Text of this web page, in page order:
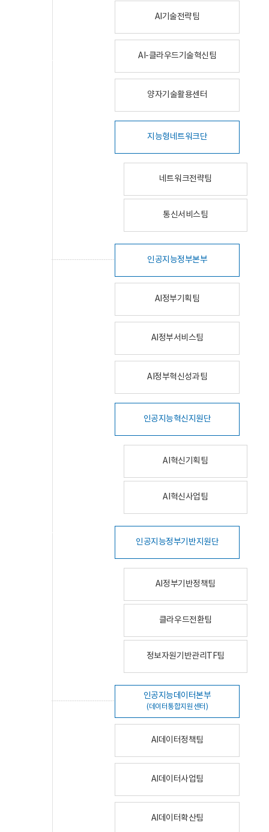
AI기술전략팀
AI-클라우드기술혁신팀
양자기술활용센터
지능형네트워크단
네트워크전략팀
통신서비스팀
인공지능정부본부
AI정부기획팀
AI정부서비스팀
AI정부혁신성과팀
인공지능혁신지원단
AI혁신기획팀
AI혁신사업팀
인공지능정부기반지원단
AI정부기반정책팀
클라우드전환팀
정보자원기반관리TF팀
인공지능데이터본부
(데이터통합지원센터)
AI데이터정책팀
AI데이터사업팀
AI데이터확산팀